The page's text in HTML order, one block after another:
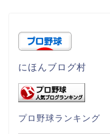
にほんブログ村
プロ野球ランキング